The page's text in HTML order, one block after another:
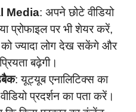
Media: अपने छोटे वीडियो
प्रोफाइल पर भी शेयर करें,
ज्यादा लोग देख सकेंगे और
बढ़ेगी।
: यूट्यूब एनालिटिक्स का
प्रदर्शन का पता करें।